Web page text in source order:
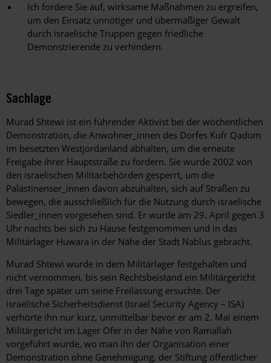
Ich fordere Sie auf, wirksame Maßnahmen zu ergreifen,
um den Einsatz unnötiger und übermäßiger Gewalt
durch israelische Truppen gegen friedliche
Demonstrierende zu verhindern.
Sachlage
Murad Shtewi ist ein führender Aktivist bei der wöchentlichen
Demonstration, die Anwohner_innen des Dorfes Kufr Qadum
im besetzten Westjordanland abhalten, um die erneute
Freigabe ihrer Hauptstraße zu fordern. Sie wurde 2002 von
den israelischen Militärbehörden gesperrt, um die
Palästinenser_innen davon abzuhalten, sich auf Straßen zu
bewegen, die ausschließlich für die Nutzung durch israelische
Siedler_innen vorgesehen sind. Er wurde am 29. April gegen 3
Uhr nachts bei sich zu Hause festgenommen und in das
Militärlager Huwara in der Nähe der Stadt Nablus gebracht.
Murad Shtewi wurde in dem Militärlager festgehalten und
nicht vernommen, bis sein Rechtsbeistand ein Militärgericht
drei Tage später um seine Freilassung ersuchte. Der
israelische Sicherheitsdienst (Israel Security Agency – ISA)
verhörte ihn nur kurz, unmittelbar bevor er am 2. Mai einem
Militärgericht im Lager Ofer in der Nähe von Ramallah
vorgeführt wurde, wo man ihn der Organisation einer
Demonstration ohne Genehmigung, der Stiftung öffentlicher